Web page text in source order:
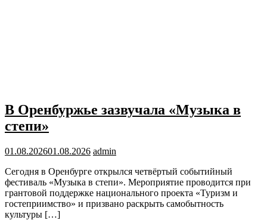
В Оренбуржье зазвучала «Музыка в
степи»
01.08.202601.08.2026 admin
Сегодня в Оренбурге открылся четвёртый событийный
фестиваль «Музыка в степи». Мероприятие проводится при
грантовой поддержке национального проекта «Туризм и
гостеприимство» и призвано раскрыть самобытность
культуры […]